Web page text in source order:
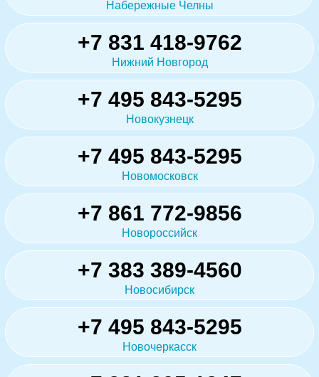
Набережные Челны
+7 831 418-9762
Нижний Новгород
+7 495 843-5295
Новокузнецк
+7 495 843-5295
Новомосковск
+7 861 772-9856
Новороссийск
+7 383 389-4560
Новосибирск
+7 495 843-5295
Новочеркасск